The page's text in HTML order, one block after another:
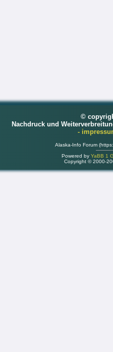
©
Nachdruck und
-
Alaska-Info Forum
Powered by YaBB 1
Copyright © 2000-